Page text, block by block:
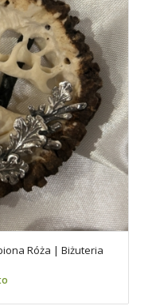
Róża | Biżuteria